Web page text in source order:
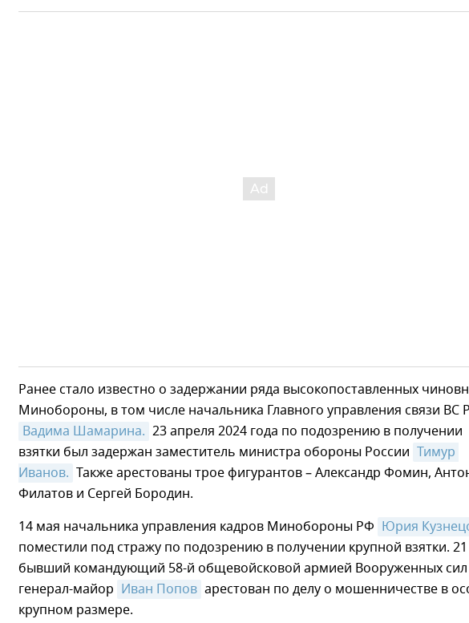
Ранее стало известно о задержании ряда высокопоставленных
Минобороны, в том числе начальника Главного управления связи ВС
Вадима Шамарина. 23 апреля 2024 года по подозрению в получении
взятки был задержан заместитель министра обороны России Тимур
Иванов. Также арестованы трое фигурантов – Александр Фомин,
Филатов и Сергей Бородин.
14 мая начальника управления кадров Минобороны РФ Юрия
поместили под стражу по подозрению в получении крупной взятки.
бывший командующий 58-й общевойсковой армией Вооруженных
генерал-майор Иван Попов арестован по делу о мошенничестве в
крупном размере.